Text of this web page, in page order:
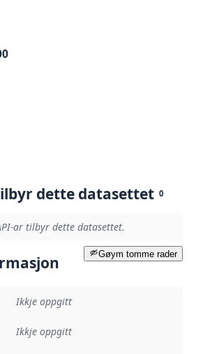
dette datasettet 0
ar tilbyr dette datasettet.
Gøym tomme rader
Ikkje oppgitt
Ikkje oppgitt